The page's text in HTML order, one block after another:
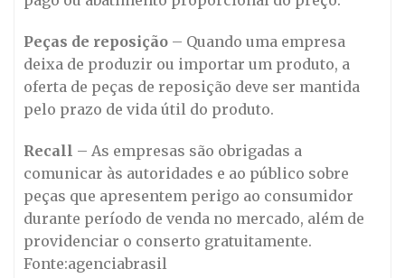
Peças de reposição – Quando uma empresa
deixa de produzir ou importar um produto, a
oferta de peças de reposição deve ser mantida
pelo prazo de vida útil do produto.
Recall – As empresas são obrigadas a
comunicar às autoridades e ao público sobre
peças que apresentem perigo ao consumidor
durante período de venda no mercado, além de
providenciar o conserto gratuitamente.
Fonte:agenciabrasil